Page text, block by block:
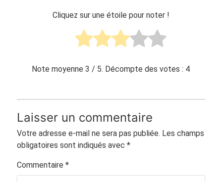
Cliquez sur une étoile pour noter !
Note moyenne3 / 5. Décompte des votes : 4
Laisser un commentaire
Votre adresse e-mail ne sera pas publiée. Les champs
obligatoires sont indiqués avec *
Commentaire *